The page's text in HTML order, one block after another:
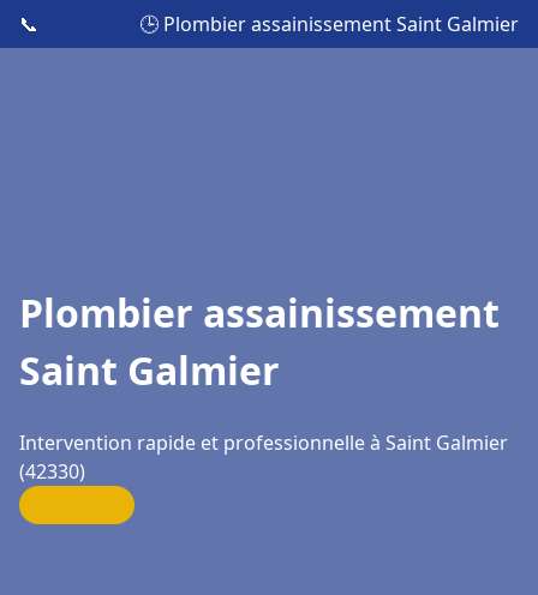
📞 🕒 Plombier assainissement Saint Galmier
Plombier assainissement
Saint Galmier
Intervention rapide et professionnelle à Saint Galmier
(42330)